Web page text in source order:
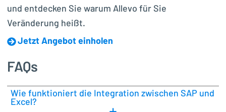
und entdecken Sie warum Allevo für Sie
Veränderung heißt.
Jetzt Angebot einholen
FAQs
Wie funktioniert die Integration zwischen SAP und
Excel?